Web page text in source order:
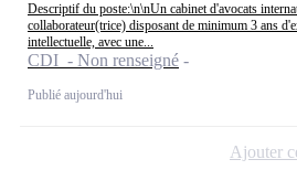
Descriptif du poste:\n\nUn cabinet d'avocats
collaborateur(trice) disposant de minimum 3 ans
intellectuelle, avec une...
CDI - Non renseigné
Publié aujourd'hui
Ajouter